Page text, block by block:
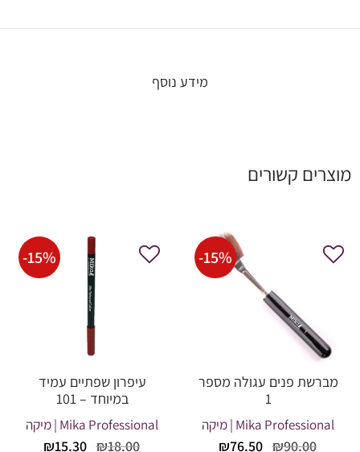
מידע נוסף
מוצרים קשורים
-15%
מברשת פנים עגולה מספר
1
Mika Professional | מיקה
₪90.00
המחיר₪76.50
-15%
עיפרון שפתיים עמיד
במיוחד – 101
Mika Professional | מיקה
₪18.00
המחיר₪15.30